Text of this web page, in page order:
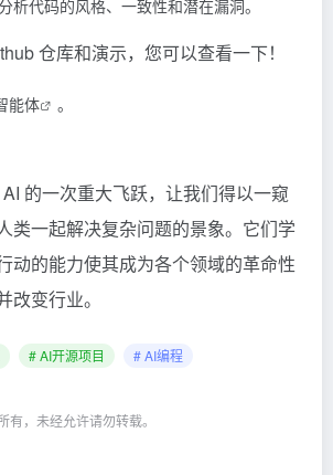
析代码的风格、一致性和潜在漏洞。
仓库和演示，您可以查看一下！
能体 。
的一次重大飞跃，让我们得以一窥
类一起解决复杂问题的景象。它们学
动的能力使其成为各个领域的革命性
改变行业。
# AI开源项目 # AI编程
有，未经允许请勿转载。